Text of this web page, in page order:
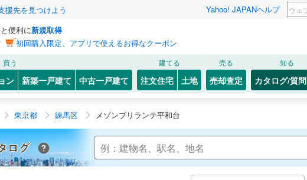
援先を見つけよう Yahoo! JAPANヘルプ
便利に新規取得
初回購入限定、アプリで使えるお得なクーポン
買う
ン 新築一戸建て 中古一戸建て
建てる
注文住宅 土地
売る
売却査定
知る
カタログ/質問
東京都 練馬区 メゾンブリランテ平和台
Yahoo!不動産 マンションカタログ